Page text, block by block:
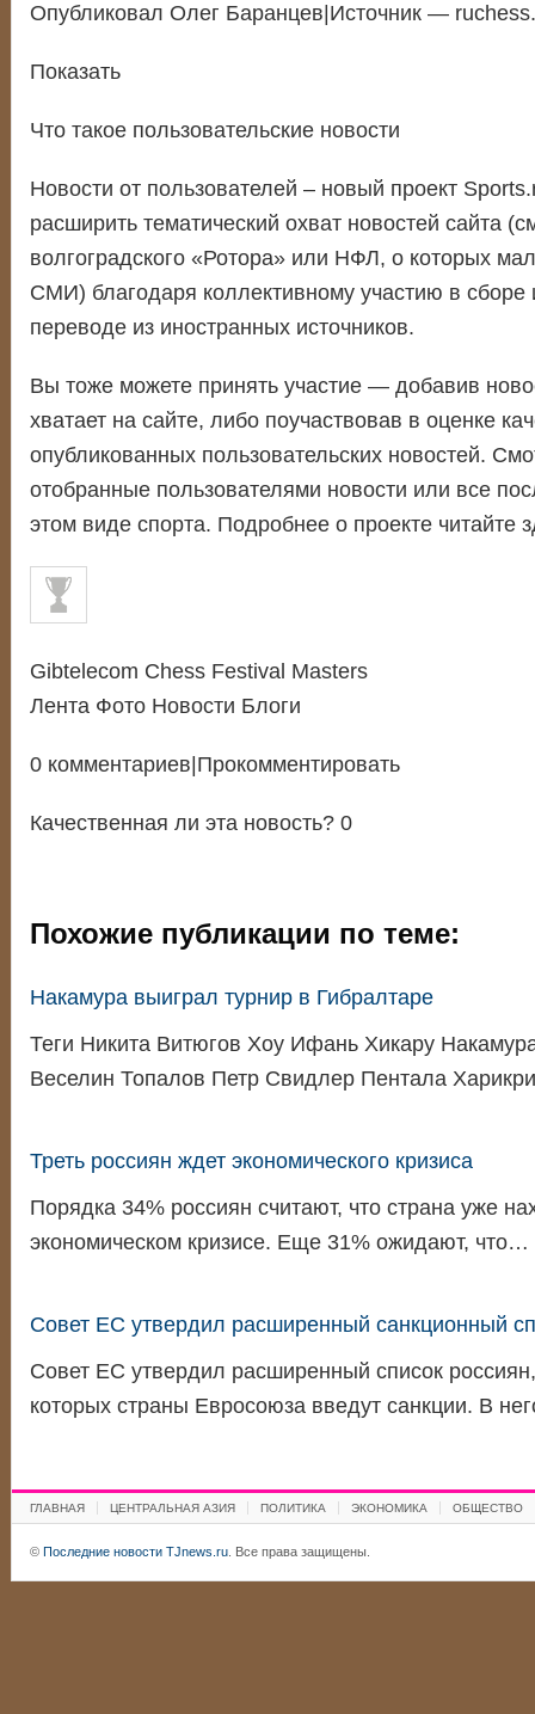
Опубликовал Олег Баранцев|Источник —
Показать
Что такое пользовательские новости
Новости от пользователей – новый проект
расширить тематический охват новостей сайта
волгоградского «Ротора» или НФЛ, о которых
СМИ) благодаря коллективному участию в
переводе из иностранных источников.
Вы тоже можете принять участие — добавив
хватает на сайте, либо поучаствовав в оценке
опубликованных пользовательских новостей.
отобранные пользователями новости или все
этом виде спорта. Подробнее о проекте читайте
Gibtelecom Chess Festival Masters
Лента Фото Новости Блоги
0 комментариев|Прокомментировать
Качественная ли эта новость? 0
Похожие публикации по теме:
Накамура выиграл турнир в Гибралтаре
Теги Никита Витюгов Хоу Ифань Хикару
Веселин Топалов Петр Свидлер Пентала
Треть россиян ждет экономического кризиса
Порядка 34% россиян считают, что страна уже
экономическом кризисе. Еще 31% ожидают, что…
Совет ЕС утвердил расширенный санкционный
Совет ЕС утвердил расширенный список
которых страны Евросоюза введут санкции. В
ГЛАВНАЯ ЦЕНТРАЛЬНАЯ АЗИЯ ПОЛИТИКА ЭКОНОМИКА ОБЩЕСТВО
© Последние новости TJnews.ru. Все права защищены.